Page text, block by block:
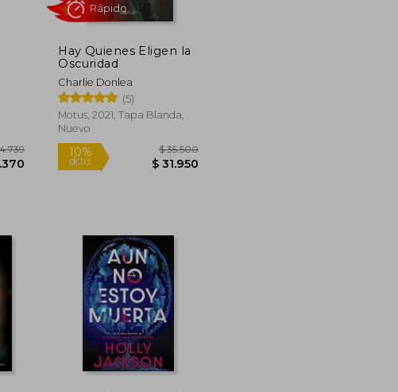
$ 42.370
Hay Quienes Eligen la
Oscuridad
Charlie Donlea
(5)
Motus, 2021, Tapa Blanda,
Nuevo
dcto.